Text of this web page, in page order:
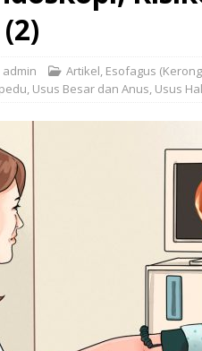
admin Artikel, Esofagus
, Usus Besar dan Anus, Usus